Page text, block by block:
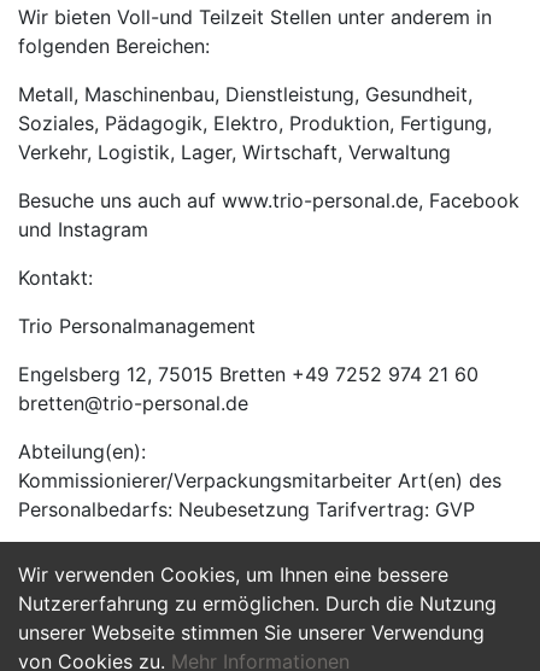
Wir verwenden Cookies, um Ihnen eine bessere
Nutzererfahrung zu ermöglichen. Durch die Nutzung
unserer Webseite stimmen Sie unserer Verwendung
von Cookies zu. Mehr Informationen
Wir bieten Voll-und Teilzeit Stellen unter anderem in
folgenden Bereichen:
Metall, Maschinenbau, Dienstleistung, Gesundheit,
Soziales, Pädagogik, Elektro, Produktion, Fertigung,
Verkehr, Logistik, Lager, Wirtschaft, Verwaltung
Besuche uns auch auf www.trio-personal.de, Facebook
und Instagram
Kontakt:
Trio Personalmanagement
Engelsberg 12, 75015 Bretten +49 7252 974 21 60
bretten@trio-personal.de
Abteilung(en):
Kommissionierer/Verpackungsmitarbeiter Art(en) des
Personalbedarfs: Neubesetzung Tarifvertrag: GVP
Jetzt Bewerben